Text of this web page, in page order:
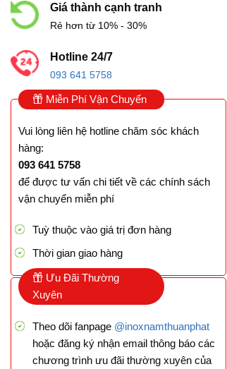
Giá thành cạnh tranh
Rẻ hơn từ 10% - 30%
Hotline 24/7
093 641 5758
Miễn Phí Vận Chuyển
Vui lòng liên hệ hotline chăm sóc khách
hàng:
093 641 5758
để được tư vấn chi tiết về các chính sách
vận chuyển miễn phí
Tuỳ thuộc vào giá trị đơn hàng
Thời gian giao hàng
Ưu Đãi Thường
Xuyên
Theo dõi fanpage @inoxnamthuanphat
hoặc đăng ký nhận email thông báo các
chương trình ưu đãi thường xuyên của